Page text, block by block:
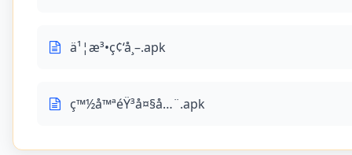
ä¹¦æ³•ç¢‘å¸–.apk
ç™½å™ªéŸ³å¤§å…¨.apk